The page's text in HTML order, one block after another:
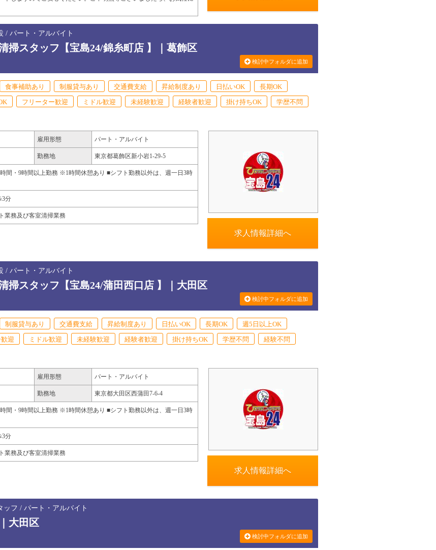
/ パート・アルバイト
掃スタッフ【宝島24/錦糸町店 】｜葛飾区
検討中フォルダに追加
食事補助あり 制服貸与あり 交通費支給 昇給制度あり 日払いOK
長期OK
フリーター歓迎 ミドル歓迎 未経験歓迎 経験者歓迎 掛け持ちOK
学歴不問
雇用形態 パート・アルバイト
勤務地 東京都葛飾区新小岩1-29-5
間・9時間以上勤務 ※1時間休憩あり ■シフト勤務以外は、週一日3時
3分
業務及び客室清掃業務
求人情報詳細へ
/ パート・アルバイト
掃スタッフ【宝島24/蒲田西口店 】｜大田区
検討中フォルダに追加
制服貸与あり 交通費支給 昇給制度あり 日払いOK 長期OK
週5日以上OK
迎 ミドル歓迎 未経験歓迎 経験者歓迎 掛け持ちOK 学歴不問
経験不問
雇用形態 パート・アルバイト
勤務地 東京都大田区西蒲田7-6-4
間・9時間以上勤務 ※1時間休憩あり ■シフト勤務以外は、週一日3時
3分
業務及び客室清掃業務
求人情報詳細へ
フ / パート・アルバイト
大田区
検討中フォルダに追加